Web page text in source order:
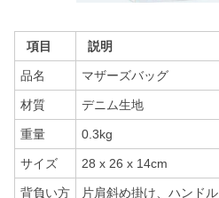
項目 説明
品名 マザーズバッグ
材質 デニム生地
重量 0.3kg
サイズ 28 x 26 x 14cm
背負い方 片肩斜め掛け、ハンドル